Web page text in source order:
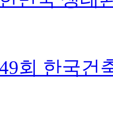
회 한국건